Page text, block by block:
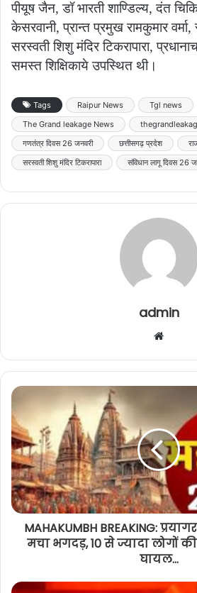
पीयूष जैन, डॉ भारती शाण्डिल्य, दंत
केसरवानी, प्रान्त प्रमुख रामकुमार
सरस्वती शिशु मंदिर टिकरापारा,
समस्त शिक्षिकाये उपस्थित थी।
Tags Raipur News
Tgl news
The Grand leakage News
गणतंत्र दिवस 26 जनवरी
छत्तीसगढ़ प्रदेश
सरस्वती शिशु मंदिर टिकरापारा
संविधान लागू दिवस 26
admin
Website
MAHAKUMBH BREAKING:
मचा भगदड़, 10 से ज्यादा लोगों
घायल...